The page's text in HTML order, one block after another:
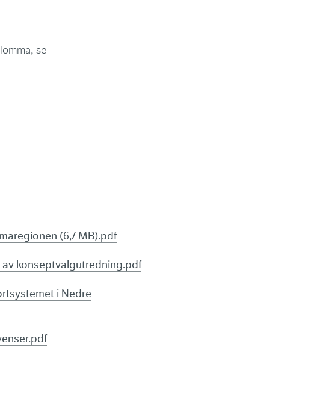
se
(6,7 MB).pdf
av konseptvalgutredning.pdf
i Nedre